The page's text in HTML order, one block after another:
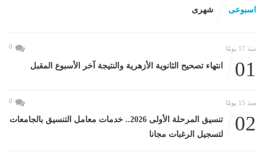
اسبوعى شهرى
منذ 17 يومًا 0
01 انتهاء تصحيح الثانوية الأزهرية والنتيجة آخر الأسبوع المقبل
منذ 15 يومًا 0
02
تنسيق المرحلة الأولى 2026.. خدمات معامل التنسيق بالجامعات
لتسجيل الرغبات مجانا